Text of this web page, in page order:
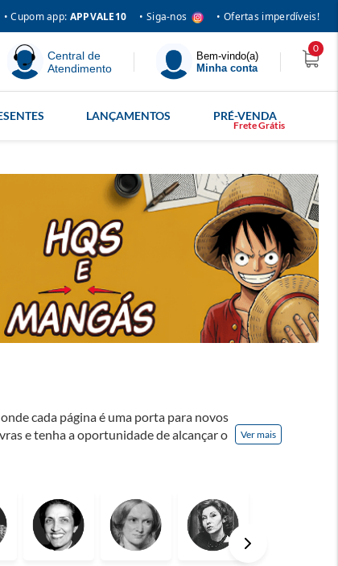
• Cupom app: APPVALE10 • Siga-nos • Ofertas imperdíveis!
Central de
Atendimento
Bem-vindo(a)
Minha conta
0
LANÇAMENTOS PRÉ-VENDA
cada página é uma porta para novos
e tenha a oportunidade de alcançar o
Ver mais